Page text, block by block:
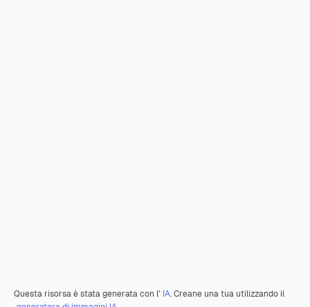
Questa risorsa è stata generata con l' IA. Creane una tua utilizzando il